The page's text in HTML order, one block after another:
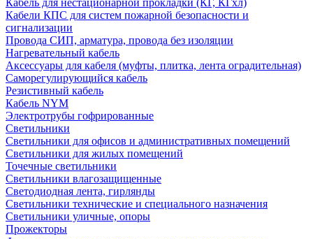
Кабель для нестационарной прокладки (КГ, КГхл)
Кабели КПС для систем пожарной безопасности и
сигнализации
Провода СИП, арматура, провода без изоляции
Нагревательный кабель
Аксессуары для кабеля (муфты, плитка, лента оградительная)
Саморегулирующийся кабель
Резистивный кабель
Кабель NYM
Электротрубы гофрированные
Светильники
Светильники для офисов и административных помещений
Светильники для жилых помещений
Точечные светильники
Светильники влагозащищенные
Светодиодная лента, гирлянды
Светильники технические и специального назначения
Светильники уличные, опоры
Прожекторы